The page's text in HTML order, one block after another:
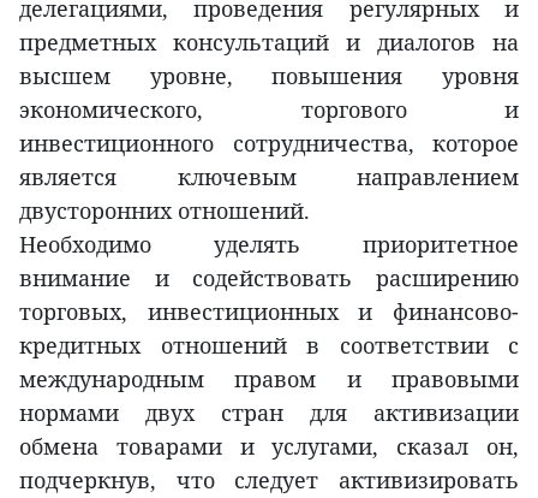
делегациями, проведения регулярных и
предметных консультаций и диалогов на
высшем уровне, повышения уровня
экономического, торгового и
инвестиционного сотрудничества, которое
является ключевым направлением
двусторонних отношений.
Необходимо уделять приоритетное
внимание и содействовать расширению
торговых, инвестиционных и финансово-
кредитных отношений в соответствии с
международным правом и правовыми
нормами двух стран для активизации
обмена товарами и услугами, сказал он,
подчеркнув, что следует активизировать